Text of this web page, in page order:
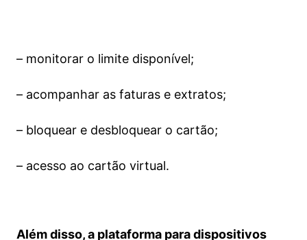
– monitorar o limite disponível;
– acompanhar as faturas e extratos;
– bloquear e desbloquear o cartão;
– acesso ao cartão virtual.
Além disso, a plataforma para dispositivos